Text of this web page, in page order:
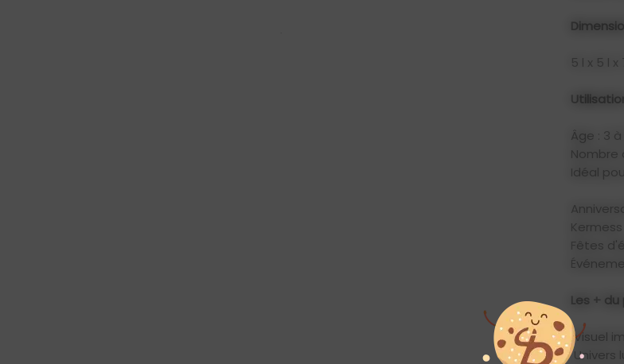
5 l x 5 l x
Âge : 3 à
Nombre
Idéal pour
Kermess
Fêtes
Les +
Visuel
Univers